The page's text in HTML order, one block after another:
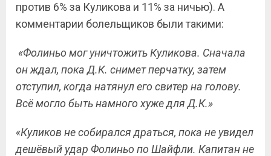
против 6% за Куликова и 11% за ничью). А
комментарии болельщиков были такими:
«Фолиньо мог уничтожить Куликова. Сначала
он ждал, пока Д.К. снимет перчатку, затем
отступил, когда натянул его свитер на голову.
Всё могло быть намного хуже для Д.К.»
«Куликов не собирался драться, пока не увидел
дешёвый удар Фолиньо по Шайфли. Капитан не